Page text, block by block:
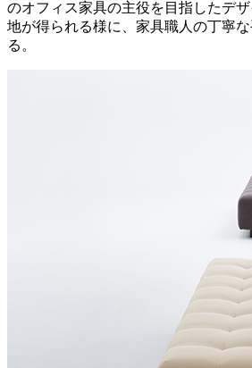
のオフィス家具の主役を目指したデ
地が得られる様に、家具職人の丁寧
る。